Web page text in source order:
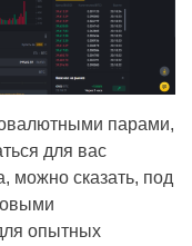
парами,
для вас
можно сказать, под
опытных